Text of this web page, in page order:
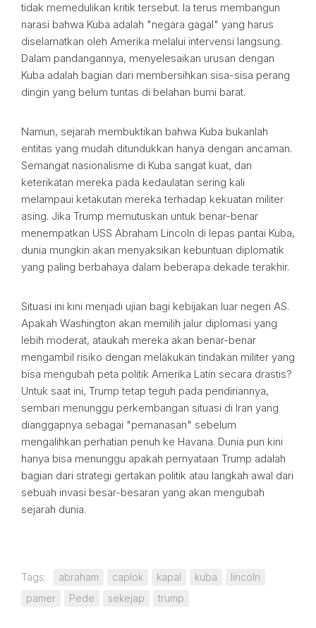
tidak memedulikan kritik tersebut. Ia terus membangun
narasi bahwa Kuba adalah "negara gagal" yang harus
diselamatkan oleh Amerika melalui intervensi langsung.
Dalam pandangannya, menyelesaikan urusan dengan
Kuba adalah bagian dari membersihkan sisa-sisa perang
dingin yang belum tuntas di belahan bumi barat.
Namun, sejarah membuktikan bahwa Kuba bukanlah
entitas yang mudah ditundukkan hanya dengan ancaman.
Semangat nasionalisme di Kuba sangat kuat, dan
keterikatan mereka pada kedaulatan sering kali
melampaui ketakutan mereka terhadap kekuatan militer
asing. Jika Trump memutuskan untuk benar-benar
menempatkan USS Abraham Lincoln di lepas pantai Kuba,
dunia mungkin akan menyaksikan kebuntuan diplomatik
yang paling berbahaya dalam beberapa dekade terakhir.
Situasi ini kini menjadi ujian bagi kebijakan luar negeri AS.
Apakah Washington akan memilih jalur diplomasi yang
lebih moderat, ataukah mereka akan benar-benar
mengambil risiko dengan melakukan tindakan militer yang
bisa mengubah peta politik Amerika Latin secara drastis?
Untuk saat ini, Trump tetap teguh pada pendiriannya,
sembari menunggu perkembangan situasi di Iran yang
dianggapnya sebagai "pemanasan" sebelum
mengalihkan perhatian penuh ke Havana. Dunia pun kini
hanya bisa menunggu apakah pernyataan Trump adalah
bagian dari strategi gertakan politik atau langkah awal dari
sebuah invasi besar-besaran yang akan mengubah
sejarah dunia.
Tags: abraham caplok kapal kuba
lincoln
pamer
Pede sekejap trump